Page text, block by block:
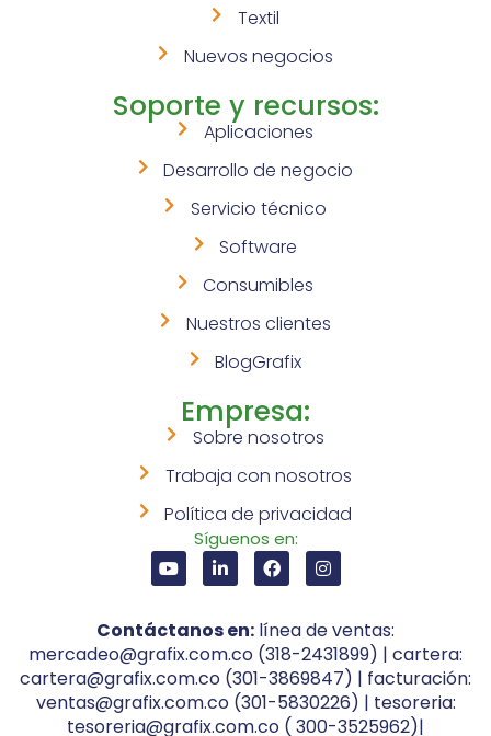
Textil
Nuevos negocios
Soporte y recursos:
Aplicaciones
Desarrollo de negocio
Servicio técnico
Software
Consumibles
Nuestros clientes
BlogGrafix
Empresa:
Sobre nosotros
Trabaja con nosotros
Política de privacidad
Síguenos en:
Contáctanos en: línea de ventas:
mercadeo@grafix.com.co (318-2431899) | cartera:
cartera@grafix.com.co (301-3869847) | facturación:
ventas@grafix.com.co (301-5830226) | tesoreria:
tesoreria@grafix.com.co ( 300-3525962)|